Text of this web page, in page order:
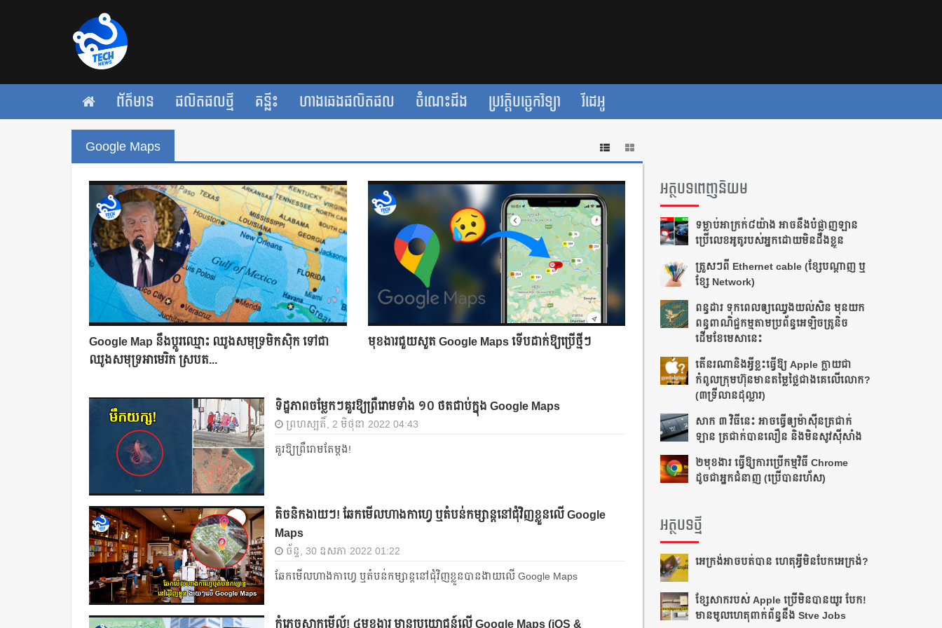
ព័ត៌មាន ផលិតផលថ្មី គន្លឹះ ហាងឆេងផលិតផល ចំណេះដឹង ប្រវត្តិបច្ចេកវិទ្យា វីដេអូ
Google Maps
Google Map នឹងប្តូរឈ្មោះ ឈូងសមុទ្រមិកស៊ិក ទៅជា
ឈូងសមុទ្រ​អាមេរិក ស្របត...
មុខងារជួយសួត Google Maps ទើបដាក់ឱ្យប្រើថ្មីៗ
ទិដ្ឋភាពចម្លែកៗគួរឱ្យព្រឺរោមទាំង ១០ ថតជាប់ក្នុង Google Maps
ព្រហស្បតិ៍, 2 មិថុនា 2022 04:43
គួរឱ្យព្រឺរោមតែម្ដង!
តិចនិក​ងាយៗ! ឆែក​មើល​ហាង​កាហ្វេ ​ឬ​តំបន់​កម្សាន្ត​នៅ​ជុំវិញ​ខ្លួន​លើ Google
Maps
ច័ន្ទ, 30 ឧសភា 2022 01:22
ឆែក​មើល​ហាង​កាហ្វេ ​ឬ​តំបន់​កម្សាន្ត​នៅ​ជុំវិញ​ខ្លួន​បាន​ងាយ​លើ Google Maps
កុំភ្លេចសាកមើល៍! ៤មុខងារ មានប្រយោជន៍លើ Google Maps (iOS &
អត្ថបទពេញនិយម
ទម្លាប់​អាក្រក់​​៨​យ៉ាង អាច​នឹង​បំផ្លាញ​​ឡាន​
ប្រើ​លេខ​អូតូ​របស់​អ្នក​ដោយ​មិន​ដឹង​ខ្លួន
ត្រួស​ៗ​​ពី​ ​Ethernet cable​ ​(ខ្សែ​បណ្ដាញ​ ​ឬ​
ខ្សែ​ ​Network)
ពន្ធដារ ទុកពេលឲ្យឈ្វេងយល់សិន មុនយក
ពន្ធពាណិជ្ជកម្មតាមប្រព័ន្ធអេឡិចត្រូនិច
ដើមខែមេសានេះ
តើនរណានិងអ្វីខ្លះធ្វើឱ្យ Apple ក្លាយជា
កំពូលក្រុមហ៊ុនមានតម្លៃថ្លៃជាងគេលើលោក?
(៣ទ្រីលានដុល្លារ)
សាក ៣ វិធីនេះ ​​អាច​ធ្វើ​ឲ្យ​ម៉ាស៊ីន​ត្រជាក់​
ឡាន ត្រជាក់​បាន​លឿន​ និង​មិន​សូវ​ស៊ី​សាំង​
២មុខងារ ធ្វើឱ្យការប្រើកម្មវិធី Chrome
ដូចជាអ្នកជំនាញ (ប្រើបានរហ័ស)
អត្ថបទថ្មី
អេក្រង់អាចបត់បាន ហេតុអ្វីមិនបែកអេក្រង់?
ខ្សែសាករបស់ Apple ប្រើមិនបានយូរ បែក!
មានមូលហេតុពាក់ព័ន្ធនឹង Stve Jobs